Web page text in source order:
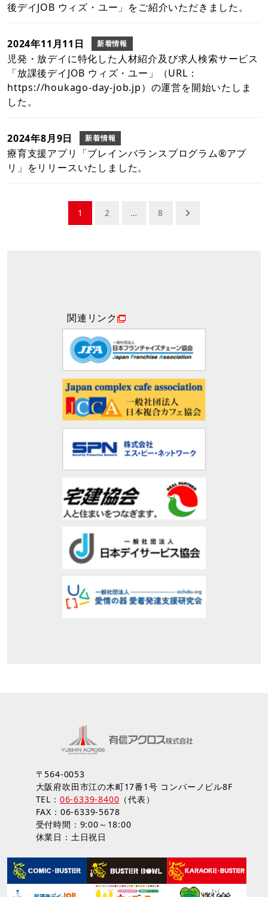
後デイJOB ウィズ・ユー」をご紹介いただきました。
児発・放デイに特化した人材紹介及び求人検索サービス
「放課後デイJOB ウィズ・ユー」（URL：
https://houkago-day-job.jp）の運営を開始いたしま
した。
2024年11月11日 新着情報
療育支援アプリ「ブレインバランスプログラム®アプ
リ」をリリースいたしました。
2024年8月9日 新着情報
1 2 … 8
関連リンク
〒564-0053
大阪府吹田市江の木町17番1号 コンパーノビル8F
TEL： 06-6339-8400 （代表）
FAX：06-6339-5678
受付時間：9:00～18:00
休業日：土日祝日